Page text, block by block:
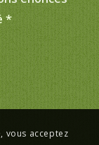
*
vous acceptez